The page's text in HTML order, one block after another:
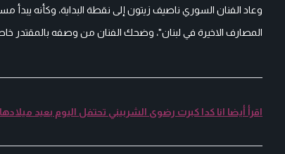
وعاد الفنان السوري ناصيف زيتون إلى نقطة البداية، وكأنه
المصارف الاخيرة في لبنان"، وضحك الفنان من وصفه بالمقتدر
اقرأ أيضا انا كدا كبرت رضوى الشربيني تحتفل اليوم بعيد